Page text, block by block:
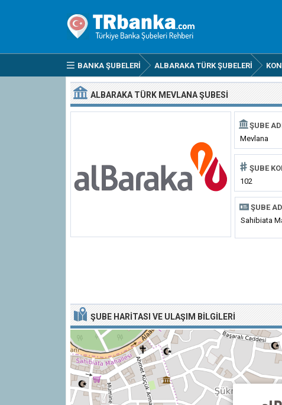
BANKA ŞUBELERI ALBARAKA TÜRK ŞUBELERI
ALBARAKA TÜRK MEVLANA ŞUBESI
ŞUBE
Mevlana
ŞUBE
102
ŞUBE
Sahibiata
ŞUBE HARITASI VE ULAŞIM BILGILERI